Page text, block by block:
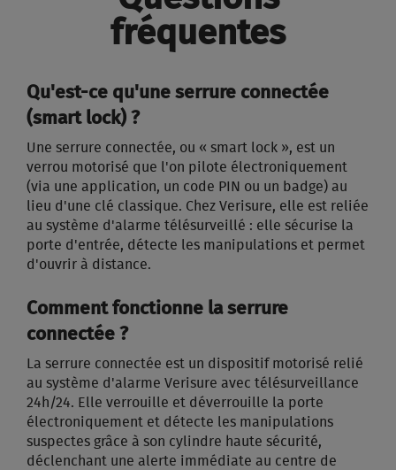
fréquentes
Qu'est-ce qu'une serrure connectée
(smart lock) ?
Une serrure connectée, ou « smart lock », est un
verrou motorisé que l'on pilote électroniquement
(via une application, un code PIN ou un badge) au
lieu d'une clé classique. Chez Verisure, elle est reliée
au système d'alarme télésurveillé : elle sécurise la
porte d'entrée, détecte les manipulations et permet
d'ouvrir à distance.
Comment fonctionne la serrure
connectée ?
La serrure connectée est un dispositif motorisé relié
au système d'alarme Verisure avec télésurveillance
24h/24. Elle verrouille et déverrouille la porte
électroniquement et détecte les manipulations
suspectes grâce à son cylindre haute sécurité,
déclenchant une alerte immédiate au centre de